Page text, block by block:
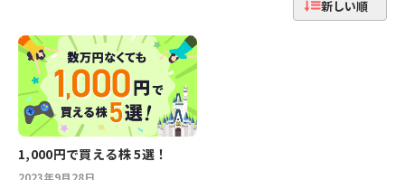
新しい順
1,000円で買える株 5選！
2023年9月28日